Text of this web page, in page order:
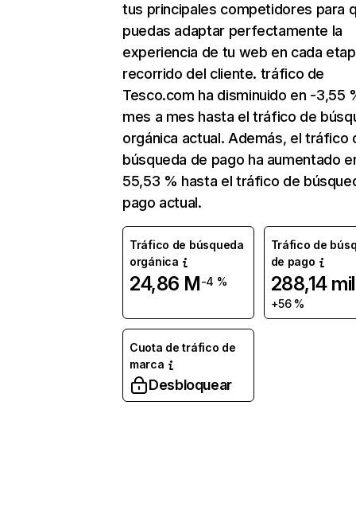
tus principales competidores para
puedas adaptar perfectamente la
experiencia de tu web en cada
recorrido del cliente. tráfico de
Tesco.com ha disminuido en -3,55
mes a mes hasta el tráfico de
orgánica actual. Además, el tráfico
búsqueda de pago ha aumentado
55,53 % hasta el tráfico de
pago actual.
Tráfico de búsqueda
orgánica
24,86 M-4 %
Tráfico de
de pago
288,14 mil
+56 %
Cuota de tráfico de
marca
Desbloquear